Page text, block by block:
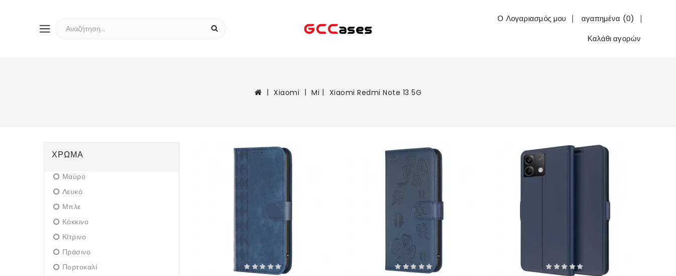
Ο Λογαριασμός μου
αγαπημένα (0)
Καλάθι αγορών
Xiaomi Mi Xiaomi Redmi Note 13 5G
ΧΡΏΜΑ
Μαύρο
Λευκό
Μπλε
Κόκκινο
Κίτρινο
Πράσινο
Πορτοκαλί